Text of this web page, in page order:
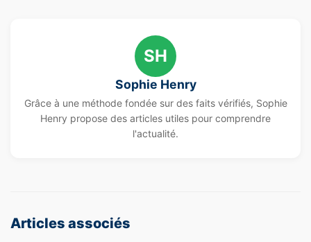
SH
Sophie Henry
Grâce à une méthode fondée sur des faits vérifiés, Sophie
Henry propose des articles utiles pour comprendre
l'actualité.
Articles associés